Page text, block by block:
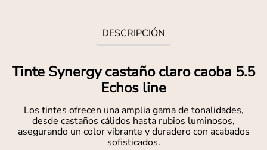
DESCRIPCIÓN
Tinte Synergy castaño claro caoba 5.5
Echos line
Los tintes ofrecen una amplia gama de tonalidades,
desde castaños cálidos hasta rubios luminosos,
asegurando un color vibrante y duradero con acabados
sofisticados.